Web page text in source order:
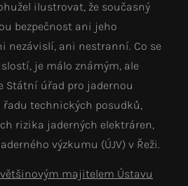
ilustrovat, že současný
bezpečnost ani jeho
nezávislí, ani nestranní. Co se
je málo známým, ale
Státní úřad pro jadernou
technických posudků,
rizika jaderných elektráren,
výzkumu (ÚJV) v Řeži.
většinovým majitelem Ústavu